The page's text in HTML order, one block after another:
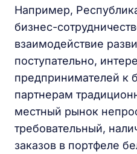
Например,
бизнес-
взаимодействие
поступательно,
предпринимателей к
партнерам
местный рынок
требовательный,
заказов в портфеле